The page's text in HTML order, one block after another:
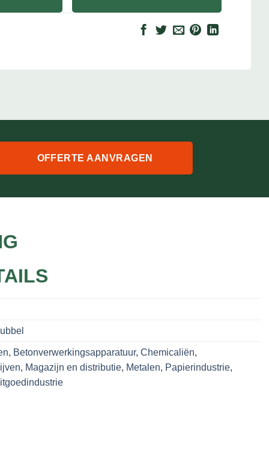
OFFERTE AANVRAGEN
, Betonverwerkingsapparatuur, Chemicaliën,
, Magazijn en distributie, Metalen, Papierindustrie,